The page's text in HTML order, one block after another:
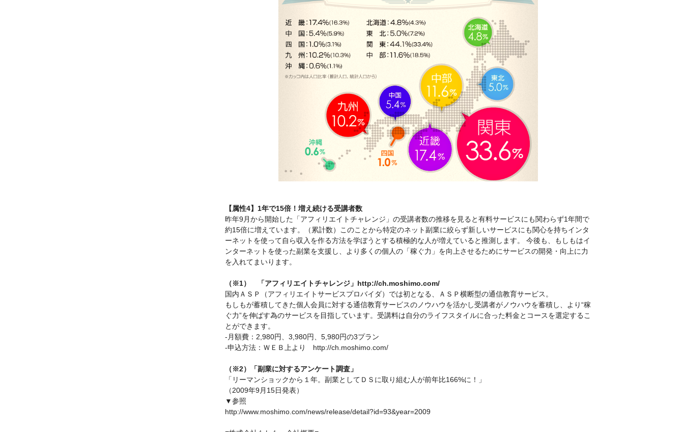
【属性4】1年で15倍！増え続ける受講者数
昨年9月から開始した「アフィリエイトチャレンジ」の受講者数の推移を見ると有料サービスにも関わらず1年間で
約15倍に増えています。（累計数）このことから特定のネット副業に絞らず新しいサービスにも関心を持ちインタ
ーネットを使って自ら収入を作る方法を学ぼうとする積極的な人が増えていると推測します。 今後も、もしもはイ
ンターネットを使った副業を支援し、より多くの個人の「稼ぐ力」を向上させるためにサービスの開発・向上に力
を入れてまいります。
（※1） 「アフィリエイトチャレンジ」http://ch.moshimo.com/
国内ＡＳＰ（アフィリエイトサービスプロバイダ）では初となる、ＡＳＰ横断型の通信教育サービス。
もしもが蓄積してきた個人会員に対する通信教育サービスのノウハウを活かし受講者がノウハウを蓄積し、より“稼
ぐ力”を伸ばす為のサービスを目指しています。受講料は自分のライフスタイルに合った料金とコースを選定するこ
とができます。
-月額費：2,980円、3,980円、5,980円の3プラン
-申込方法：ＷＥＢ上より http://ch.moshimo.com/
（※2）「副業に対するアンケート調査」
「リーマンショックから１年。副業としてＤＳに取り組む人が前年比166%に！」
（2009年9月15日発表）
▼参照
http://www.moshimo.com/news/release/detail?id=93&year=2009